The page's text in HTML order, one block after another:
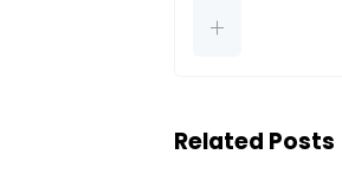
Related Posts